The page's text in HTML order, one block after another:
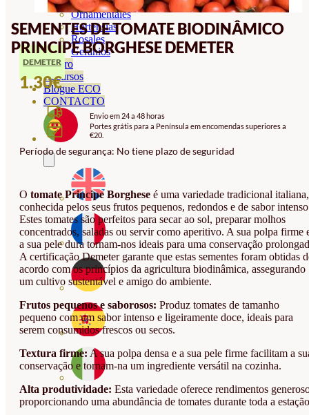
Ornamentales
Hortensias
Rosales
Geranios
Vivero
Recursos
Blogue ECO
CONTACTO
SEMENTES DE TOMATE BIODINÂMICO
PRINCIPE BORGHESE DEMETER
DEMETER
1.30€
Envio em 24 a 48 horas
Portes grátis para a Península em encomendas superiores a
€20.
Período de segurança: No tiene plazo de seguridad
O tomate Principe Borghese é uma variedade tradicional italiana,
conhecida pelos seus frutos pequenos, redondos e de sabor
Estes tomates são perfeitos para secar ao sol, preparar molhos
concentrados, saladas ou servir como aperitivo. A sua polpa firme
a sua pele dura tornam-nos ideais para uma conservação
A certificação Demeter garante que estas sementes foram obtidas
acordo com os princípios da agricultura biodinâmica, assegurando
um cultivo sustentável e amigo do ambiente.
Frutos pequenos e saborosos: Produz tomates de tamanho
pequeno com um sabor intenso e ligeiramente doce, ideais para
serem consumidos frescos ou secos.
Textura firme: A sua polpa densa e a sua pele firme facilitam a
conservação e tornam-na um ingrediente versátil na cozinha.
Alta produtividade: Esta variedade oferece rendimentos
proporcionando uma abundância de tomates durante toda a